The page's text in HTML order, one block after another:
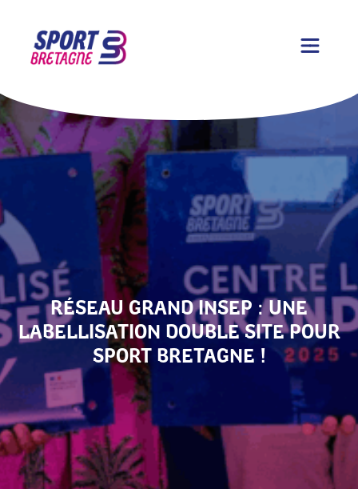
RÉSEAU GRAND INSEP : UNE
LABELLISATION DOUBLE SITE POUR
SPORT BRETAGNE !